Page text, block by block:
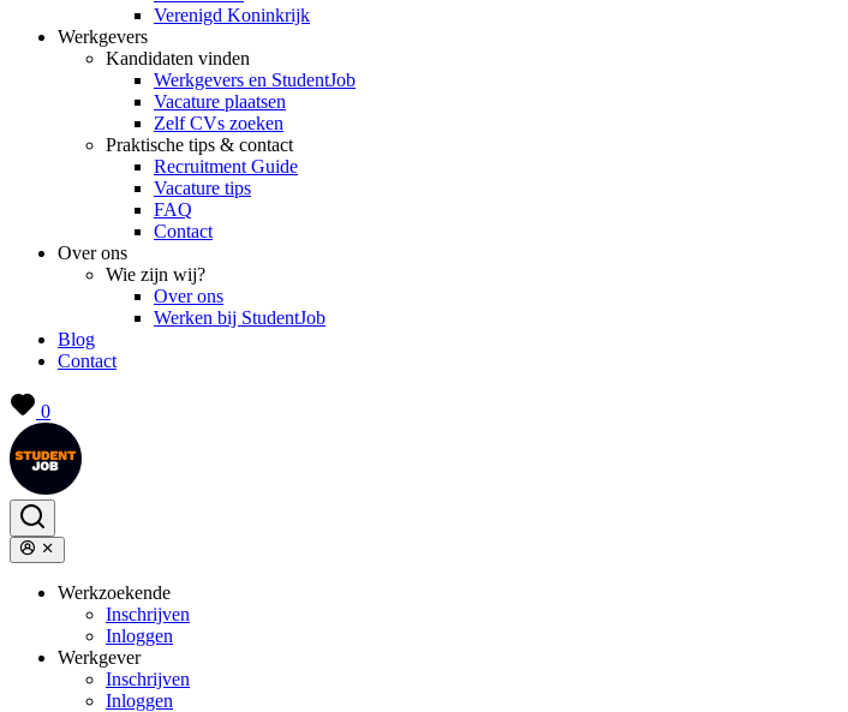
Verenigd Koninkrijk
Werkgevers
Kandidaten vinden
Werkgevers en StudentJob
Vacature plaatsen
Zelf CVs zoeken
Praktische tips & contact
Recruitment Guide
Vacature tips
FAQ
Contact
Over ons
Wie zijn wij?
Over ons
Werken bij StudentJob
Blog
Contact
0
Werkzoekende
Inschrijven
Inloggen
Werkgever
Inschrijven
Inloggen